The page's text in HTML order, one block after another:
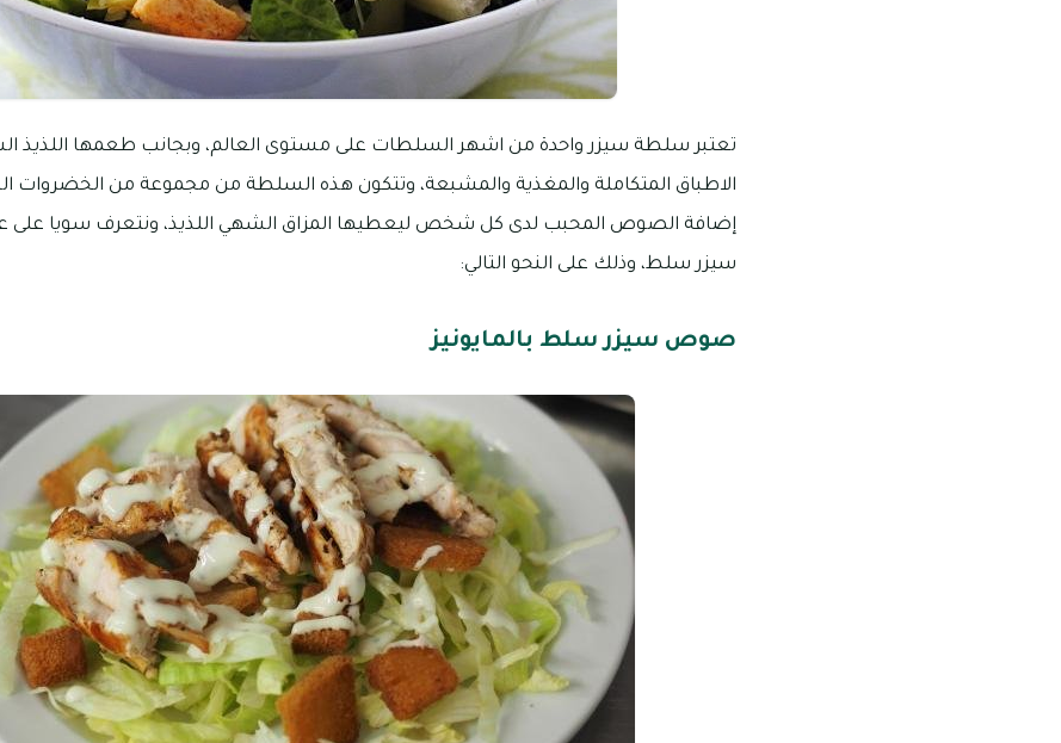
تعتبر سلطة سيزر واحدة من اشهر السلطات على مستوى العالم، وبجانب طعمها اللذيذ
الاطباق المتكاملة والمغذية والمشبعة، وتتكون هذه السلطة من مجموعة من الخضروات
إضافة الصوص المحبب لدى كل شخص ليعطيها المزاق الشهي اللذيذ، ونتعرف سويا
سيزر سلط، وذلك على النحو التالي:
صوص سيزر سلط بالمايونيز